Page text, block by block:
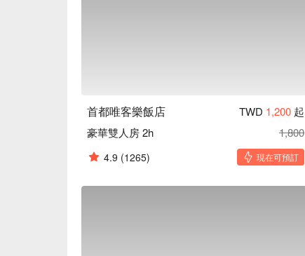
首都唯客樂飯店 TWD 1,200 起
豪華雙人房 2h
1,800
4.9 (1265) 現在可預訂